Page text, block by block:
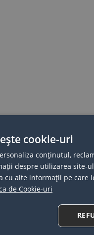
cookie-uri
conținutul,
despre utilizarea
cu alte informații pe care
de Cookie-uri